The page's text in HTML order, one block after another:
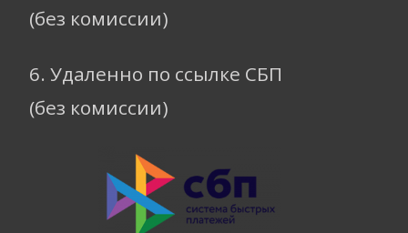
(без комиссии)
6. Удаленно по ссылке СБП
(без комиссии)